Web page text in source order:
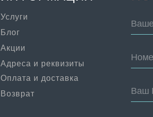
Услуги
Адреса и реквизиты
Ваш
Оплата и доставка
Возврат
Блог
Акции